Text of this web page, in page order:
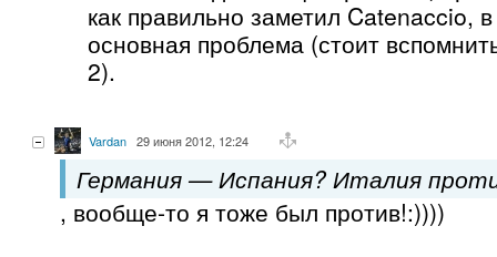
как правильно заметил Catenaccio,
основная проблема (стоит
2).
Vardan 29 июня 2012, 12:24
Германия — Испания? Италия
, вообще-то я тоже был против!:))))